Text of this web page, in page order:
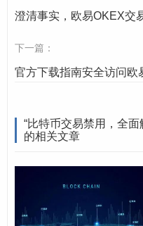
钱、非法跨境资金转
违反伊斯兰教法（因
投资者保护：遏制投
比特币价格波动极大,普
过禁用避免公众卷入高风
摩洛哥：2017年央行
下一篇：
“比特币交易禁用，全
的相关文章